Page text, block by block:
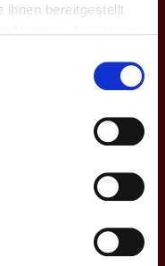
ihnen bereitgestellt